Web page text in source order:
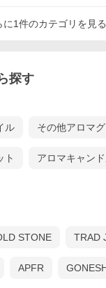
に1件のカテゴリを見る
探す
ル その他アロマ
ト アロマキャン
STONE TRAD
APFR